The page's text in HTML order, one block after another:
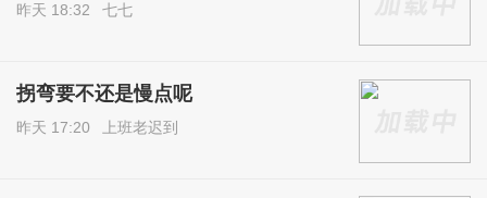
昨天 18:32 七七
拐弯要不还是慢点呢
昨天 17:20 上班老迟到